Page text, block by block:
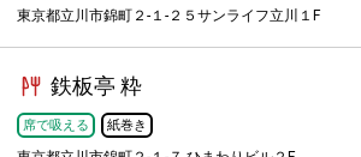
東京都立川市錦町２-１-２５サンライフ立川１F
鉄板亭 粋
席で吸える 紙巻き